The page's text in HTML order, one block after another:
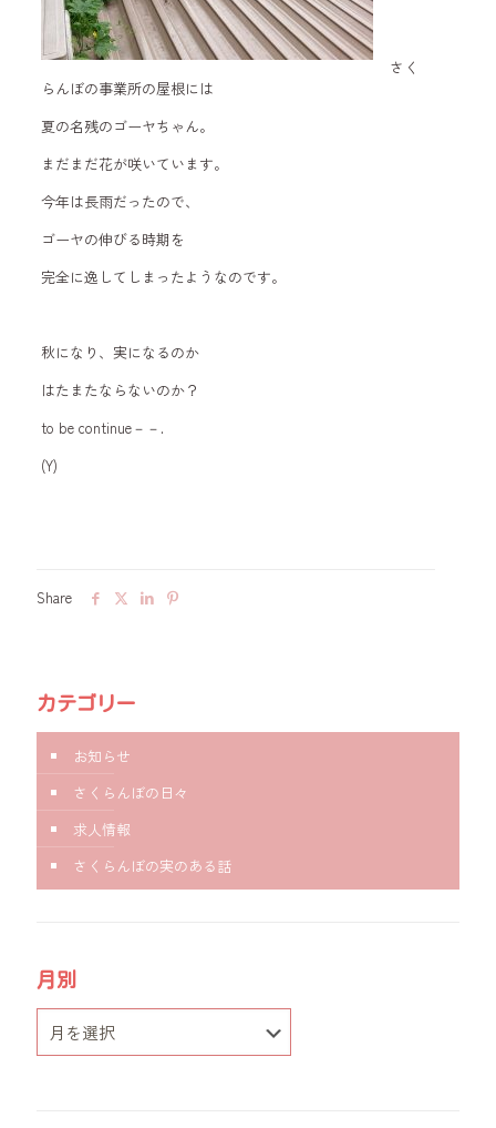
さく
らんぼの事業所の屋根には
夏の名残のゴーヤちゃん。
まだまだ花が咲いています。
今年は長雨だったので、
ゴーヤの伸びる時期を
完全に逸してしまったようなのです。
秋になり、実になるのか
はたまたならないのか？
to be continue－－.
(Y)
Share
カテゴリー
お知らせ
さくらんぼの日々
求人情報
さくらんぼの実のある話
月別